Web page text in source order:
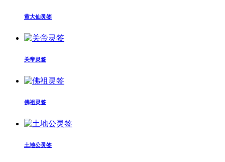
黄大仙灵签
关帝灵签
佛祖灵签
土地公灵签